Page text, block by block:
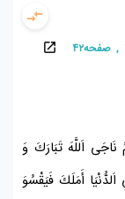
نَاجَى اَللَّهَ تَبَارَكَ وَ
أَمَلَكَ فَيَقْسُوَ